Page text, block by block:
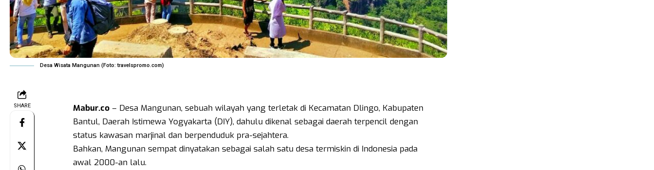
Desa Wisata Mangunan (Foto: travelspromo.com)
SHARE Mabur.co– Desa Mangunan, sebuah wilayah yang terletak di Kecamatan Dlingo, Kabupaten
Bantul, Daerah Istimewa Yogyakarta (DIY), dahulu dikenal sebagai daerah terpencil dengan
status kawasan marjinal dan berpenduduk pra-sejahtera.
Bahkan, Mangunan sempat dinyatakan sebagai salah satu desa termiskin di Indonesia pada
awal 2000-an lalu.